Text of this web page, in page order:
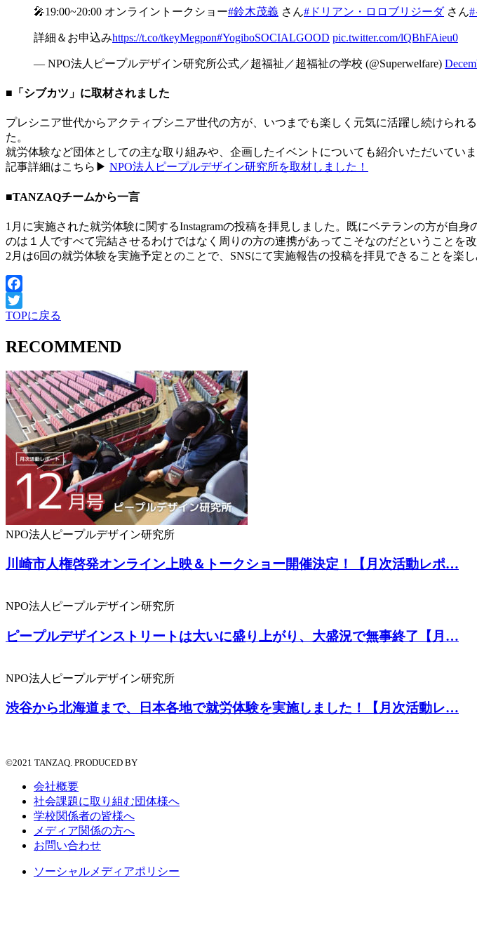
🎤19:00~20:00 オンライントークショー#鈴木茂義 さん#ドリアン・ロロブリジーダさん
詳細＆お申込みhttps://t.co/tkeyMegpon#YogiboSOCIALGOOD pic.twitter.com/lQBhFAieu0
— NPO法人ピープルデザイン研究所公式／超福祉／超福祉の学校 (@Superwelfare)
■「シブカツ」に取材されました
プレシニア世代からアクティブシニア世代の方が、いつまでも楽しく元気に活躍し続けられ
た。
就労体験など団体としての主な取り組みや、企画したイベントについても紹介いただいていま
記事詳細はこちら▶ NPO法人ピープルデザイン研究所を取材しました！
■TANZAQチームから一言
1月に実施された就労体験に関するInstagramの投稿を拝見しました。既にベテランの方が自
のは１人ですべて完結させるわけではなく周りの方の連携があってこそなのだということを
2月は6回の就労体験を実施予定とのことで、SNSにて実施報告の投稿を拝見できることを楽
Facebook
Twitter
TOPに戻る
RECOMMEND
NPO法人ピープルデザイン研究所
川崎市人権啓発オンライン上映＆トークショー開催決定！【月次活動レポ…
NPO法人ピープルデザイン研究所
ピープルデザインストリートは大いに盛り上がり、大盛況で無事終了【月…
NPO法人ピープルデザイン研究所
渋谷から北海道まで、日本各地で就労体験を実施しました！【月次活動レ…
©2021 TANZAQ. PRODUCED BY
会社概要
社会課題に取り組む団体様へ
学校関係者の皆様へ
メディア関係の方へ
お問い合わせ
ソーシャルメディアポリシー